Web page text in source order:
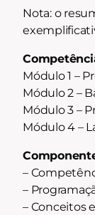
Nota: o
Módulo 1 –
Módulo 2 –
Módulo 3 –
Módulo 4 –
–
–
– Conceitos